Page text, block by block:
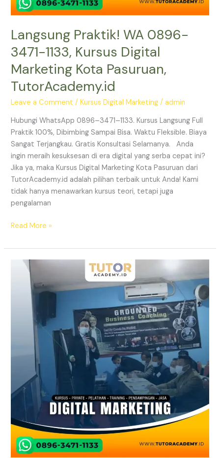
Langsung Praktik! WA 0896-
3471-1133, Kursus Digital
Marketing Kota Pasuruan,
TutorAcademy.id
Leave a Comment /Kursus Digital Marketing /admin
Hubungi WhatsApp 0896–3471–1133. Kursus Langsung Full
Praktik 100%, Dibimbing Sampai Bisa. Waktu Fleksible. Biaya
Sangat Terjangkau. Gratis Konsultasi Selamanya. Anda
ingin meraih kesuksesan di era digital yang serba cepat ini?
Jika ya, maka Kursus Digital Marketing Kota Pasuruan dari
TutorAcademy.id adalah pilihan terbaik untuk Anda! Kami
tidak hanya menawarkan kursus teori, tetapi juga
pengalaman
Read More »
Terbaik!
0896-
Kota
Pasuruan,
TutorAcademy.id